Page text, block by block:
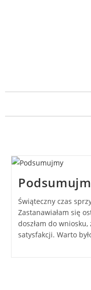
Świąteczny czas
Zastanawiałam się
doszłam do
satysfakcji. Warto